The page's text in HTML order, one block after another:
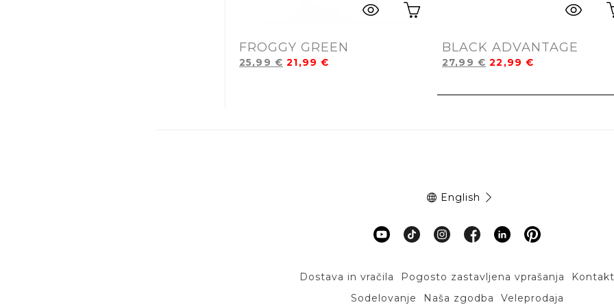
FROGGY GREEN
25,99 € 21,99€
BLACK ADVANTAGE
27,99 € 22,99€
English
Dostava in vračila Pogosto zastavljena vprašanja
Kontakt
Sodelovanje
Naša zgodba Veleprodaja